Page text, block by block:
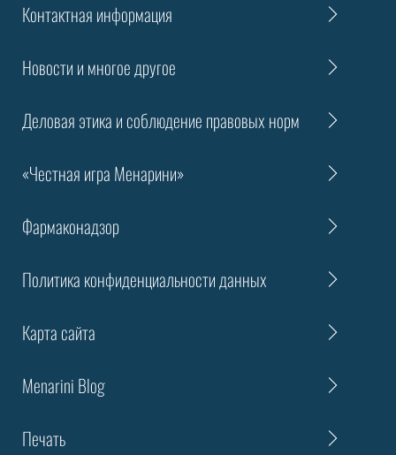
Контактная информация
Новости и многое другое
Деловая этика и соблюдение правовых норм
«Честная игра Менарини»
Фармаконадзор
Политика конфиденциальности данных
Карта сайта
Menarini Blog
Печать